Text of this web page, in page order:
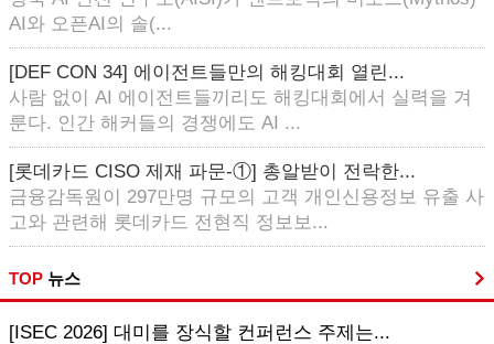
AI와 오픈AI의 솔(...
[DEF CON 34] 에이전트들만의 해킹대회 열린...
사람 없이 AI 에이전트들끼리도 해킹대회에서 실력을 겨
룬다. 인간 해커들의 경쟁에도 AI ...
[롯데카드 CISO 제재 파문-①] 총알받이 전락한...
금융감독원이 297만명 규모의 고객 개인신용정보 유출 사
고와 관련해 롯데카드 전현직 정보보...
TOP 뉴스
[ISEC 2026] 대미를 장식할 컨퍼런스 주제는...